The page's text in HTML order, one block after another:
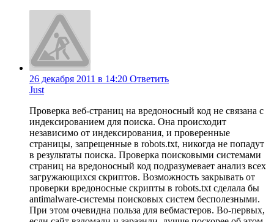
26 декабря 2011 в 14:20 Ответить
Just
Проверка веб-страниц на вредоносный код не связана с
индексированием для поиска. Она происходит
независимо от индексирования, и проверенные
страницы, запрещенные в robots.txt, никогда не попадут
в результаты поиска. Проверка поисковыми системами
страниц на вредоносный код подразумевает анализ всех
загружающихся скриптов. Возможность закрывать от
проверки вредоносные скрипты в robots.txt сделала бы
antimalware-системы поисковых систем бесполезными.
При этом очевидна польза для вебмастеров. Во-первых,